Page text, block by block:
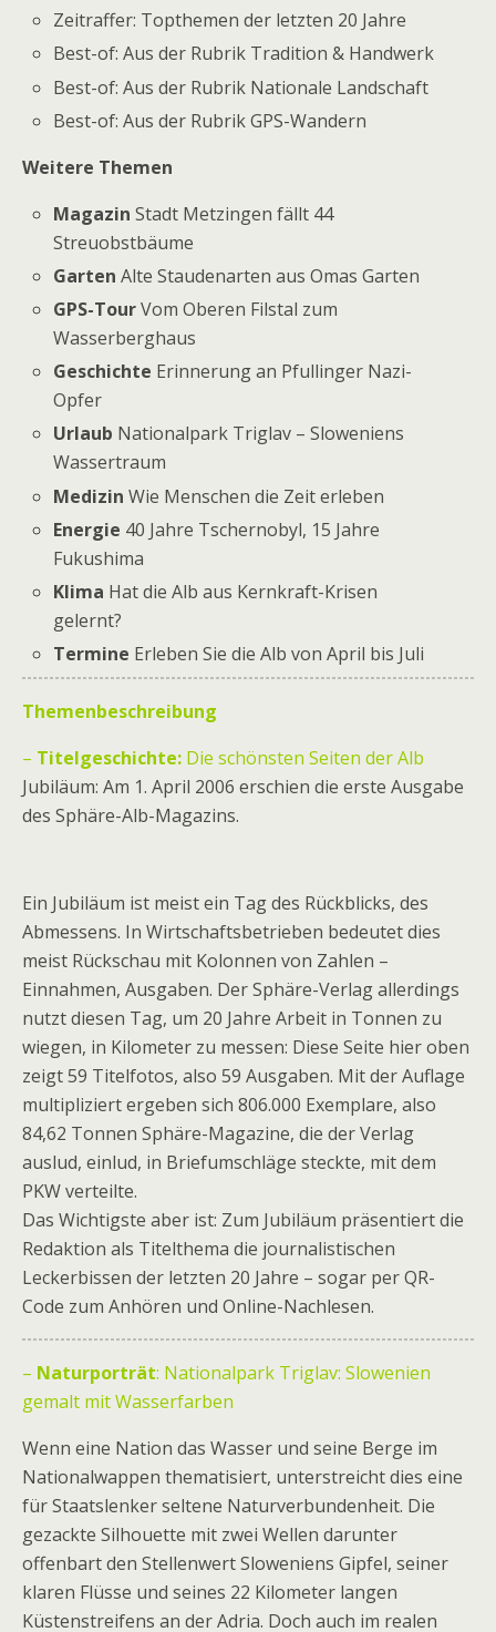
Zeitraffer: Topthemen der letzten 20 Jahre
Best-of: Aus der Rubrik Tradition & Handwerk
Best-of: Aus der Rubrik Nationale Landschaft
Best-of: Aus der Rubrik GPS-Wandern
Weitere Themen
Magazin Stadt Metzingen fällt 44
Streuobstbäume
Garten Alte Staudenarten aus Omas Garten
GPS-TourVom Oberen Filstal zum
Wasserberghaus
Geschichte Erinnerung an Pfullinger Nazi-
Opfer
Urlaub Nationalpark Triglav – Sloweniens
Wassertraum
Medizin Wie Menschen die Zeit erleben
Energie 40 Jahre Tschernobyl, 15 Jahre
Fukushima
Klima Hat die Alb aus Kernkraft-Krisen
gelernt?
Termine Erleben Sie die Alb von April bis Juli
Themenbeschreibung
– Titelgeschichte: Die schönsten Seiten der Alb
Jubiläum: Am 1. April 2006 erschien die erste Ausgabe
des Sphäre-Alb-Magazins.
Ein Jubiläum ist meist ein Tag des Rückblicks, des
Abmessens. In Wirtschaftsbetrieben bedeutet dies
meist Rückschau mit Kolonnen von Zahlen –
Einnahmen, Ausgaben. Der Sphäre-Verlag allerdings
nutzt diesen Tag, um 20 Jahre Arbeit in Tonnen zu
wiegen, in Kilometer zu messen: Diese Seite hier oben
zeigt 59 Titelfotos, also 59 Ausgaben. Mit der Auflage
multipliziert ergeben sich 806.000 Exemplare, also
84,62 Tonnen Sphäre-Magazine, die der Verlag
auslud, einlud, in Briefumschläge steckte, mit dem
PKW verteilte.
Das Wichtigste aber ist: Zum Jubiläum präsentiert die
Redaktion als Titelthema die journalistischen
Leckerbissen der letzten 20 Jahre – sogar per QR-
Code zum Anhören und Online-Nachlesen.
– Naturporträt: Nationalpark Triglav: Slowenien
gemalt mit Wasserfarben
Wenn eine Nation das Wasser und seine Berge im
Nationalwappen thematisiert, unterstreicht dies eine
für Staatslenker seltene Naturverbundenheit. Die
gezackte Silhouette mit zwei Wellen darunter
offenbart den Stellenwert Sloweniens Gipfel, seiner
klaren Flüsse und seines 22 Kilometer langen
Küstenstreifens an der Adria. Doch auch im realen